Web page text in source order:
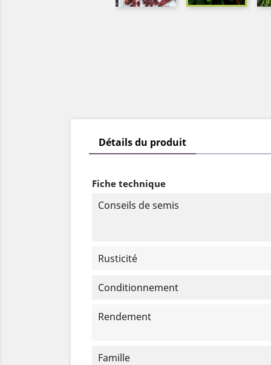
Détails du produit
Fiche technique
Conseils de semis
Rusticité
Conditionnement
Rendement
Famille